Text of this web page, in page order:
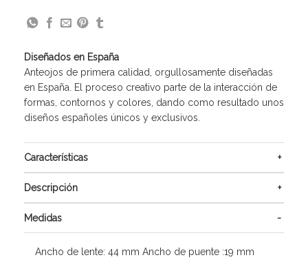
Diseñados en España
Anteojos de primera calidad, orgullosamente diseñadas
en España. El proceso creativo parte de la interacción de
formas, contornos y colores, dando como resultado unos
diseños españoles únicos y exclusivos.
Características
Descripción
Medidas
Ancho de lente: 44 mm Ancho de puente :19 mm